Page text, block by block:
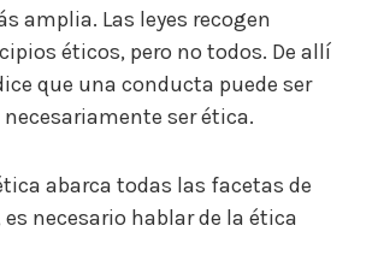
amplia. Las leyes recogen
éticos, pero no todos. De allí
que una conducta puede ser
ser ética.
abarca todas las facetas de
necesario hablar de la ética